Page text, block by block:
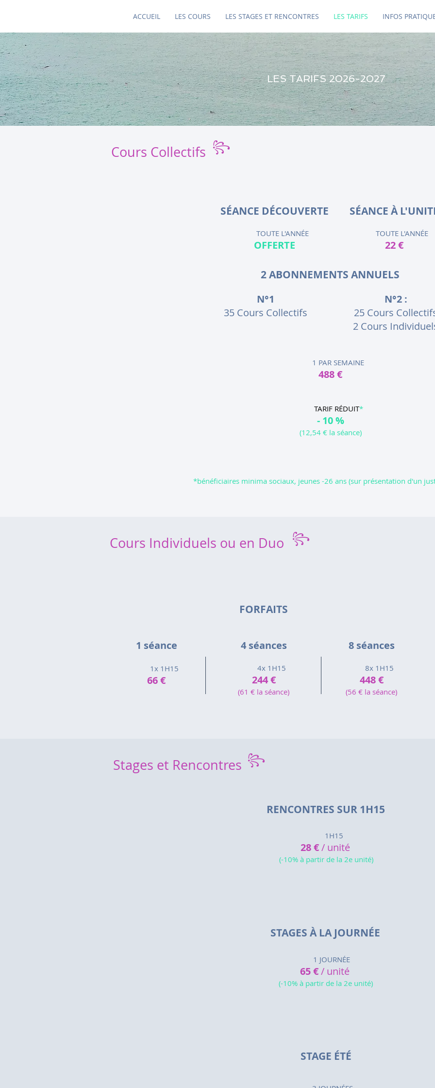
ACCUEIL LES COURS LES STAGES ET RENCONTRES LES TARIFS INFOS
LES TARIFS 2026-2027
Cours Collectifs ꧂
SÉANCE DÉCOUVERTE
TOUTE L'ANNÉE
OFFERTE
2 ABONNEMENTS ANNUELS
N°1
35 Cours Collectifs
1 PAR SEMAINE
488€
TARIF RÉDUIT*
- 10%
(12,54 € la séance)
N°2 :
25 Cours
2 Cours
TOUTE L'ANNÉE
22 €
SÉANCE À
*bénéficiaires minima sociaux, jeunes -26 ans (sur présentation d'un
Cours Individuels ou en Duo ꧂
FORFAITS
4 séances 8 séances
1 séance
4x 1H15
244 €
(61 € la séance)
8x 1H15
448 €
(56 € la séance)
1x 1H15
66 €
Stages et Rencontres ꧂
RENCONTRES SUR 1H15
1H15
28€/ unité
(-10% à partir de la 2e unité)
STAGES À LA JOURNÉE
1 JOURNÉE
65 €/ unité
(-10% à partir de la 2e unité)
STAGE ÉTÉ